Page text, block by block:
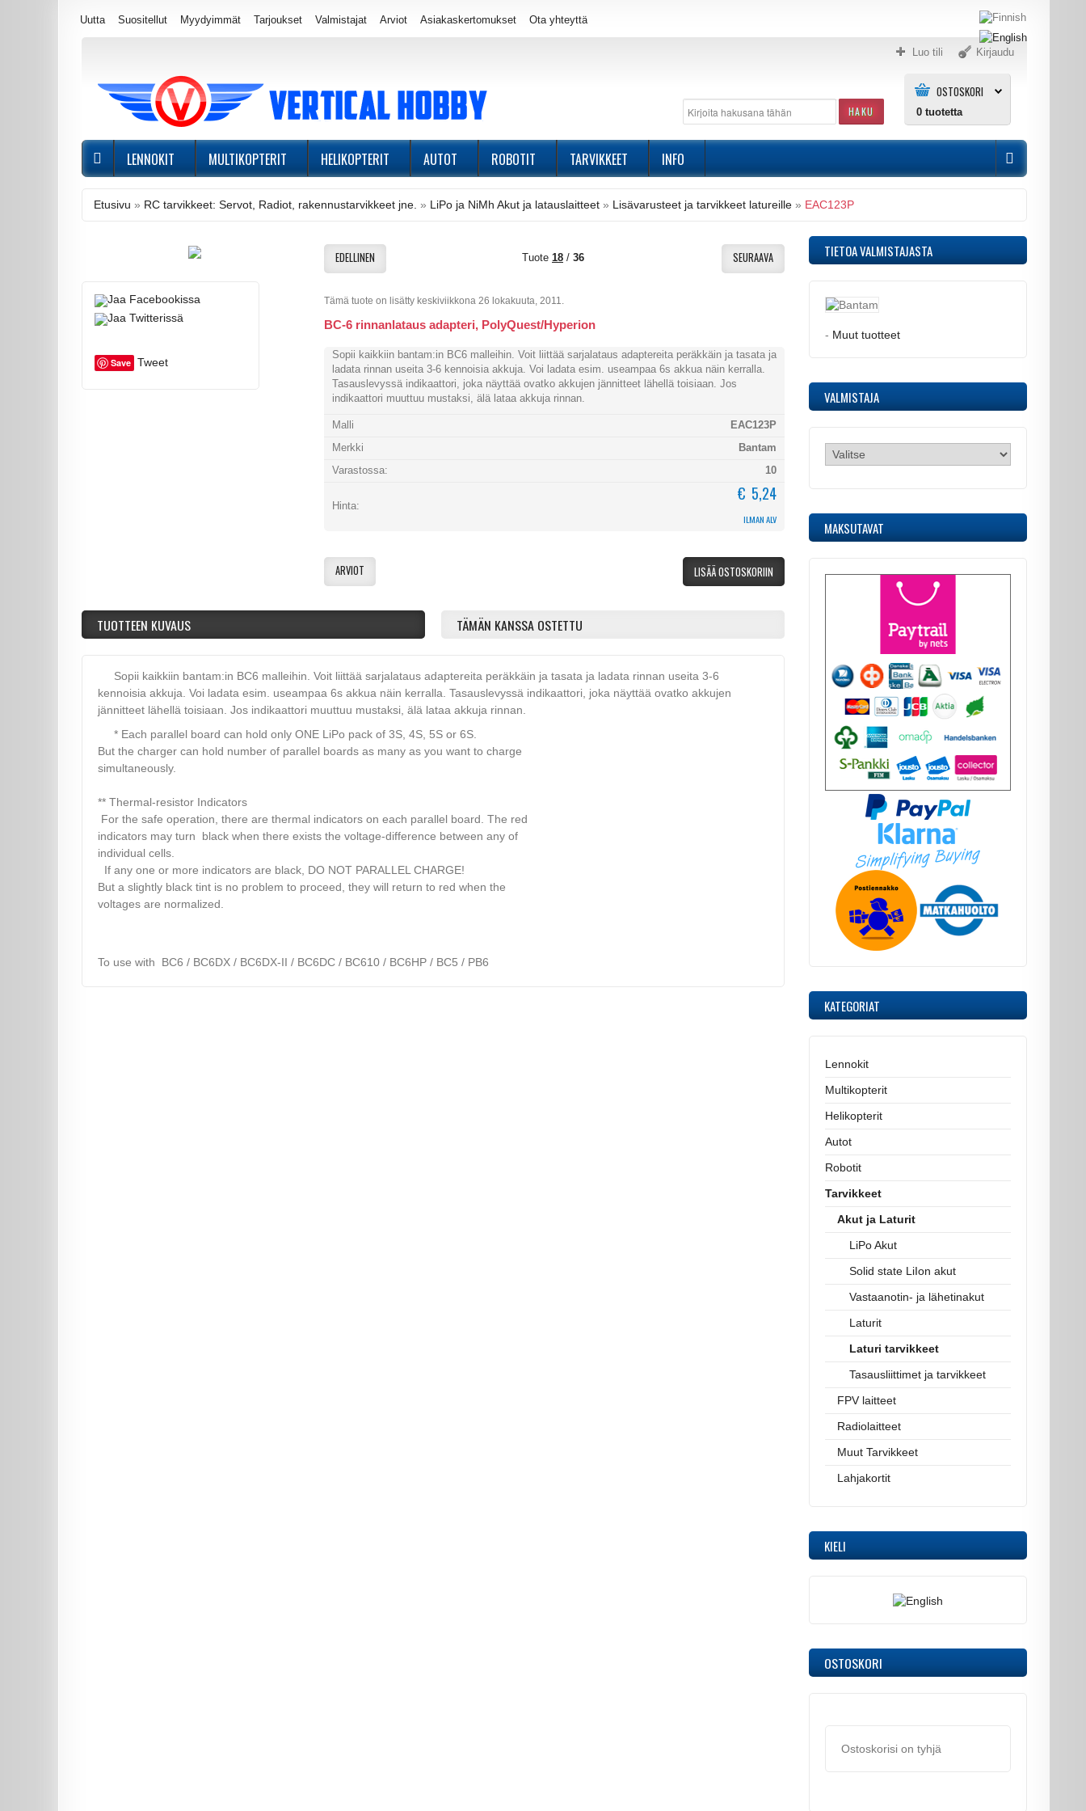
Luo tili Kirjaudu
OSTOSKORI
0 tuotetta
HAKU
Uutta Suositellut Myydyimmät Tarjoukset Valmistajat Arviot Asiakaskertomukset Ota yhteyttä
LENNOKIT MULTIKOPTERIT HELIKOPTERIT AUTOT ROBOTIT TARVIKKEET INFO
Etusivu » RC tarvikkeet: Servot, Radiot, rakennustarvikkeet jne. » LiPo ja NiMh Akut ja latauslaitteet » Lisävarusteet ja tarvikkeet latureille » EAC123P
Save Tweet
EDELLINEN SEURAAVA
Tuote 18 / 36
Tämä tuote on lisätty keskiviikkona 26 lokakuuta, 2011.
BC-6 rinnanlataus adapteri, PolyQuest/Hyperion
Sopii kaikkiin bantam:in BC6 malleihin. Voit liittää sarjalataus adaptereita peräkkäin ja tasata ja
ladata rinnan useita 3-6 kennoisia akkuja. Voi ladata esim. useampaa 6s akkua näin kerralla.
Tasauslevyssä indikaattori, joka näyttää ovatko akkujen jännitteet lähellä toisiaan. Jos
indikaattori muuttuu mustaksi, älä lataa akkuja rinnan.
Malli
EAC123P
Merkki
Bantam
Varastossa:
10
Hinta:
€ 5,24
ILMAN ALV
LISÄÄ OSTOSKORIIN
ARVIOT
TUOTTEEN KUVAUS TÄMÄN KANSSA OSTETTU
Sopii kaikkiin bantam:in BC6 malleihin. Voit liittää sarjalataus adaptereita peräkkäin ja tasata ja ladata rinnan useita 3-6
kennoisia akkuja. Voi ladata esim. useampaa 6s akkua näin kerralla. Tasauslevyssä indikaattori, joka näyttää ovatko akkujen
jännitteet lähellä toisiaan. Jos indikaattori muuttuu mustaksi, älä lataa akkuja rinnan.
* Each parallel board can hold only ONE LiPo pack of 3S, 4S, 5S or 6S.
But the charger can hold number of parallel boards as many as you want to charge
simultaneously.
** Thermal-resistor Indicators
For the safe operation, there are thermal indicators on each parallel board. The red
indicators may turn black when there exists the voltage-difference between any of
individual cells.
If any one or more indicators are black, DO NOT PARALLEL CHARGE!
But a slightly black tint is no problem to proceed, they will return to red when the
voltages are normalized.
To use with BC6 / BC6DX / BC6DX-II / BC6DC / BC610 / BC6HP / BC5 / PB6
TIETOA VALMISTAJASTA
- Muut tuotteet
VALMISTAJA
MAKSUTAVAT
KATEGORIAT
Lennokit
Multikopterit
Helikopterit
Autot
Robotit
Tarvikkeet
Akut ja Laturit
LiPo Akut
Solid state LiIon akut
Vastaanotin- ja lähetinakut
Laturit
Laturi tarvikkeet
Tasausliittimet ja tarvikkeet
FPV laitteet
Radiolaitteet
Muut Tarvikkeet
Lahjakortit
KIELI
OSTOSKORI
Ostoskorisi on tyhjä